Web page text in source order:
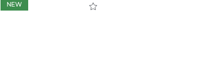
NEW